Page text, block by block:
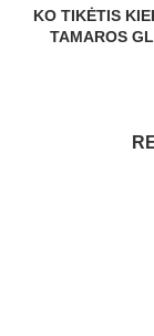
KO TIKĖTIS
TAMAROS